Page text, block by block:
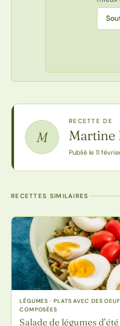
M
RECETTE DE
Martine
Publié le 11
RECETTES SIMILAIRES
LÉGUMES · PLATS AVEC DES
COMPOSÉES
Salade de légumes